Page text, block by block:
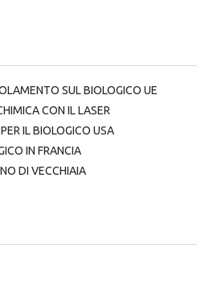
SUL BIOLOGICO UE
CON IL LASER
IL BIOLOGICO USA
IN FRANCIA
DI VECCHIAIA